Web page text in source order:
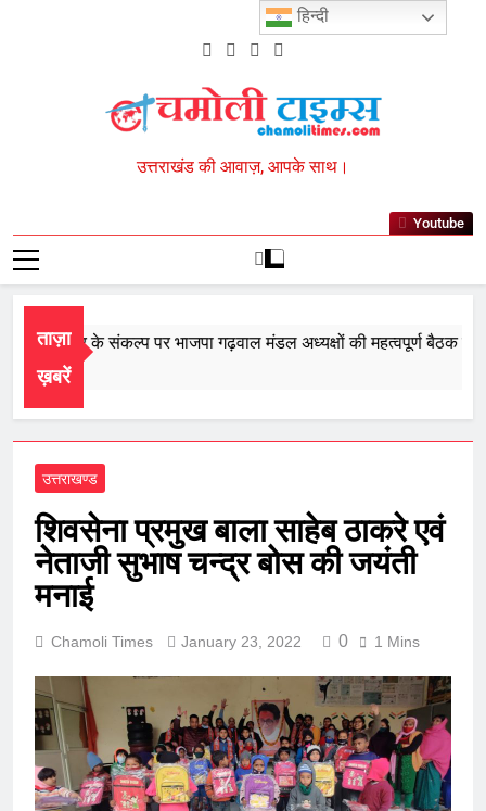
Chamoli Times
उत्तराखंड की आवाज़, आपके साथ।
Youtube
ताज़ा
ख़बरें
बार सरकार के संकल्प पर भाजपा गढ़वाल मंडल अध्यक्षों की महत्वपूर्ण बैठक
8, 2026
उत्तराखण्ड
शिवसेना प्रमुख बाला साहेब ठाकरे एवं
नेताजी सुभाष चन्द्र बोस की जयंती
मनाई
Chamoli Times January 23, 2022 0 1 Mins
हिन्दी